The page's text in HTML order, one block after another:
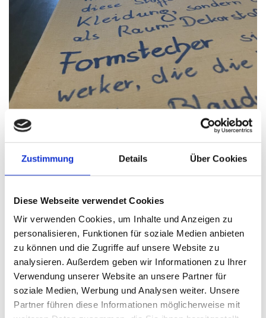
Zustimmung Details Über Cookies
Diese Webseite verwendet Cookies
Wir verwenden Cookies, um Inhalte und Anzeigen zu
personalisieren, Funktionen für soziale Medien anbieten
zu können und die Zugriffe auf unsere Website zu
analysieren. Außerdem geben wir Informationen zu Ihrer
Verwendung unserer Website an unsere Partner für
soziale Medien, Werbung und Analysen weiter. Unsere
Partner führen diese Informationen möglicherweise mit
In der Blaudruck-Abteilung erfahren die
Besucher Spannendes über das blaue Wunder
macht das Stadtmuseum wichtige Kapitel der
wechselvollen Einbecker Stadt- und
Regionalgeschichte erlebbar. Der Fokus liegt auf
prägenden stadtgeschichtlichen Epochen und
Themen, die den Ort über seine Grenzen hinaus
bekannt gemacht haben, wie das Einbecker